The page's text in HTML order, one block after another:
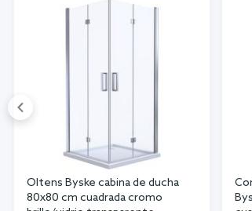
Oltens Byske cabina de ducha
80x80 cm cuadrada cromo